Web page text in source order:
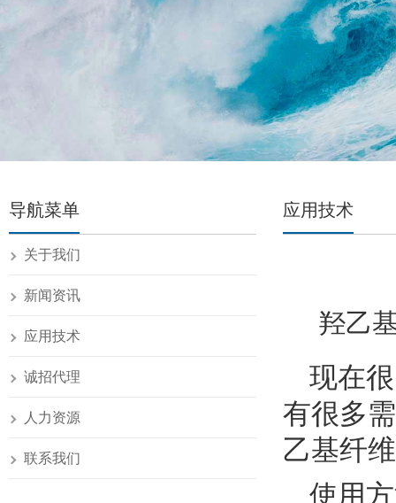
应用技术
羟乙
现在
有很多
乙基纤
使用
导航菜单
关于我们
新闻资讯
应用技术
诚招代理
人力资源
联系我们